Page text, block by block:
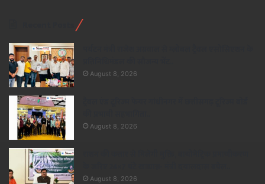
August 8, 2026
August 8, 2026
August 8, 2026